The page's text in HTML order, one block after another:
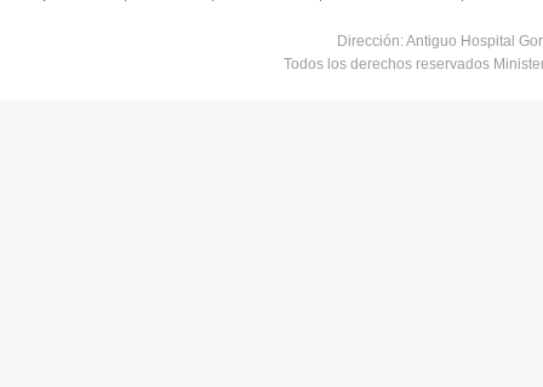
Dirección: Antiguo Hospital
Todos los derechos reservados